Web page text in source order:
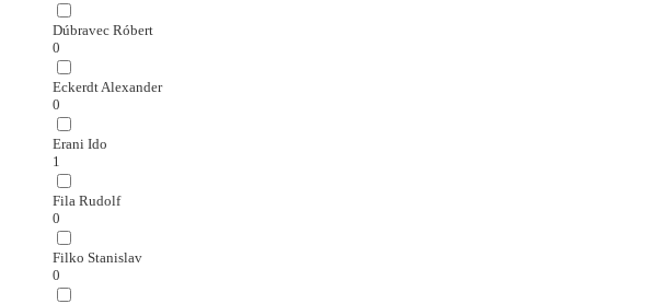
Dúbravec Róbert
0
Eckerdt Alexander
0
Erani Ido
1
Fila Rudolf
0
Filko Stanislav
0